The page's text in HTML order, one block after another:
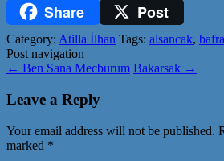
Tumblr Share Post
Category: Atilla İlhan Tags: alsancak, bafra
Post navigation
← Ben Sana Mecburum Bakarsak →
Leave a Reply
Your email address will not be published.
marked *